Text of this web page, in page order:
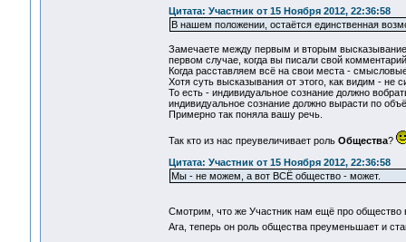
Цитата: Участник от 15 Ноября 2012, 22:36:58
В нашем положении, остаётся единственная
Замечаете между первым и вторым
первом случае, когда вы писали свой
Когда расставляем всё на свои места -
Хотя суть высказывания от этого, как видим - не
То есть - индивидуальное сознание должно
индивидуальное сознание должно вырасти по
Примерно так поняла вашу речь.
Так кто из нас преувеличивает роль Общества?
Цитата: Участник от 15 Ноября 2012, 22:36:58
Мы - не можем, а вот ВСЁ общество - может.
Смотрим, что же Участник нам ещё про общество
Ага, теперь он роль общества преуменьшает и